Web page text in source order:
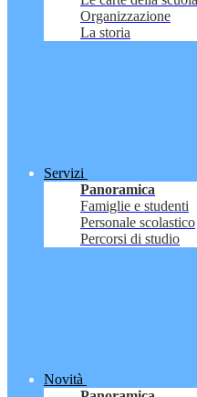
Organizzazione
La storia
Servizi
Panoramica
Famiglie e studenti
Personale scolastico
Percorsi di studio
Novità